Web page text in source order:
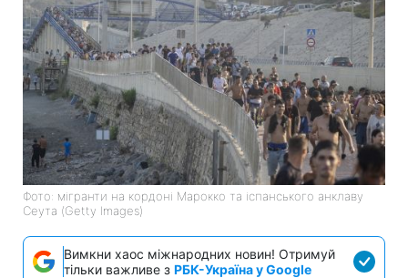
Фото: мігранти на кордоні Марокко та іспанського анклаву
Сеута (Getty Images)
Вимкни хаос міжнародних новин! Отримуй
тільки важливе з РБК-Україна у Google